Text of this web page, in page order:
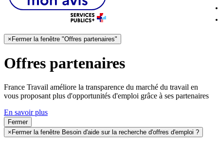
× Fermer la fenêtre "Offres partenaires"
Offres partenaires
France Travail améliore la transparence du marché du travail en
vous proposant plus d'opportunités d'emploi grâce à ses partenaires
En savoir plus
Fermer
× Fermer la fenêtre Besoin d'aide sur la recherche d'offres d'emploi ?